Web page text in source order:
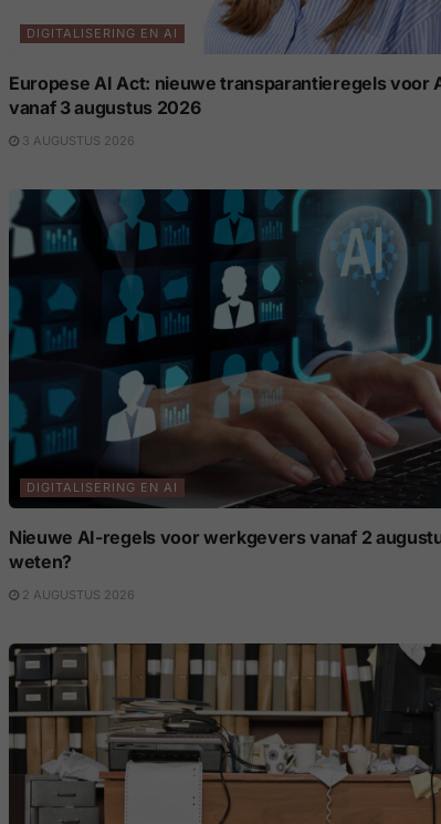
DIGITALISERING EN AI
Europese AI Act: nieuwe transparantieregels voor
vanaf 3 augustus 2026
3 AUGUSTUS 2026
DIGITALISERING EN AI
Nieuwe AI-regels voor werkgevers vanaf 2
weten?
2 AUGUSTUS 2026